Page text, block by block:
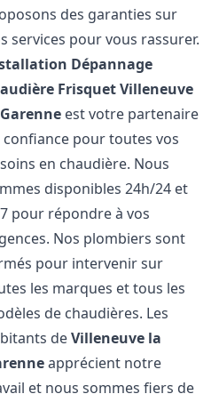
des garanties sur
services pour vous rassurer.
Dépannage
FrisquetVilleneuve
est votre partenaire
confiance pour toutes vos
en chaudière. Nous
disponibles 24h/24 et
pour répondre à vos
Nos plombiers sont
pour intervenir sur
les marques et tous les
de chaudières. Les
deVilleneuve la
apprécient notre
et nous sommes fiers de